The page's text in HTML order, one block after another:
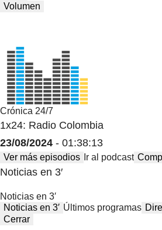
Volumen
Crónica 24/7
1x24: Radio Colombia
23/08/2024 - 01:38:13
Ver más episodios Ir al podcast
Noticias en 3′
Noticias en 3′
Noticias en 3′ Últimos programas
Cerrar